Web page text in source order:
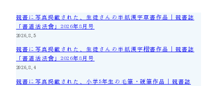
競書に写真掲載された、生徒さんの半紙漢字草書作品｜競書誌
「書道活法會」2026年8月号
2026.8.5
競書に写真掲載された、生徒さんの半紙漢字楷書作品｜競書誌
「書道活法會」2026年8月号
2026.8.4
競書に写真掲載された、小学5年生の毛筆・硬筆作品｜競書誌